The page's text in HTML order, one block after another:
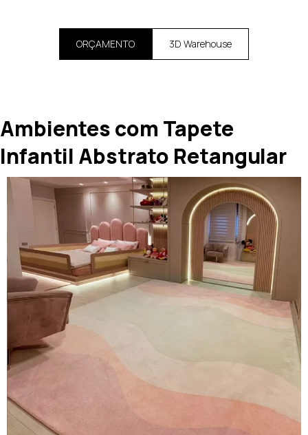
ORÇAMENTO 3D Warehouse
Ambientes com Tapete
Infantil Abstrato Retangular